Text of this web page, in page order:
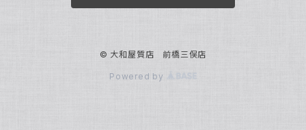
ボストンバッグ
チャーム・キーホルダー
BOTTEGA VENETA
© 大和屋質店 前橋三俣店
Powered by